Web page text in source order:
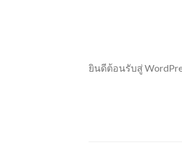
ยินดีต้อนรับสู่